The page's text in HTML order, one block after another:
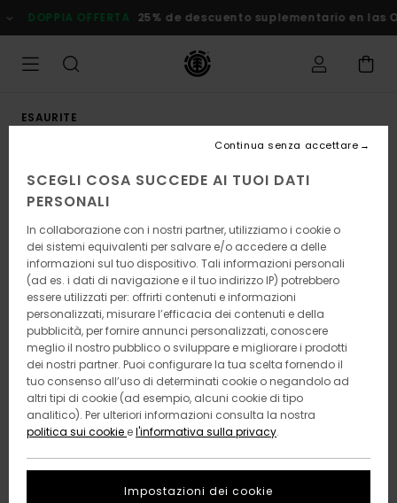
alle
informazioni
prodotto
DOPPIA OFFERTA 25% de descuento suplementario en las
ESAURITE
SCEGLI COSA SUCCEDE AI TUOI DATI
PERSONALI
In collaborazione con i nostri partner, utilizziamo i cookie o
dei sistemi equivalenti per salvare e/o accedere a delle
informazioni sul tuo dispositivo. Tali informazioni personali
(ad es. i dati di navigazione e il tuo indirizzo IP) potrebbero
essere utilizzati per: offrirti contenuti e informazioni
personalizzati, misurare l’efficacia dei contenuti e della
pubblicità, per fornire annunci personalizzati, conoscere
meglio il nostro pubblico o sviluppare e migliorare i prodotti
dei nostri partner. Puoi configurare la tua scelta fornendo il
tuo consenso all’uso di determinati cookie o negandolo ad
altri tipi di cookie (ad esempio, alcuni cookie di tipo
analitico). Per ulteriori informazioni consulta la nostra
politica sui cookie el'informativa sulla privacy.
Impostazioni dei cookie
Continua senza accettare